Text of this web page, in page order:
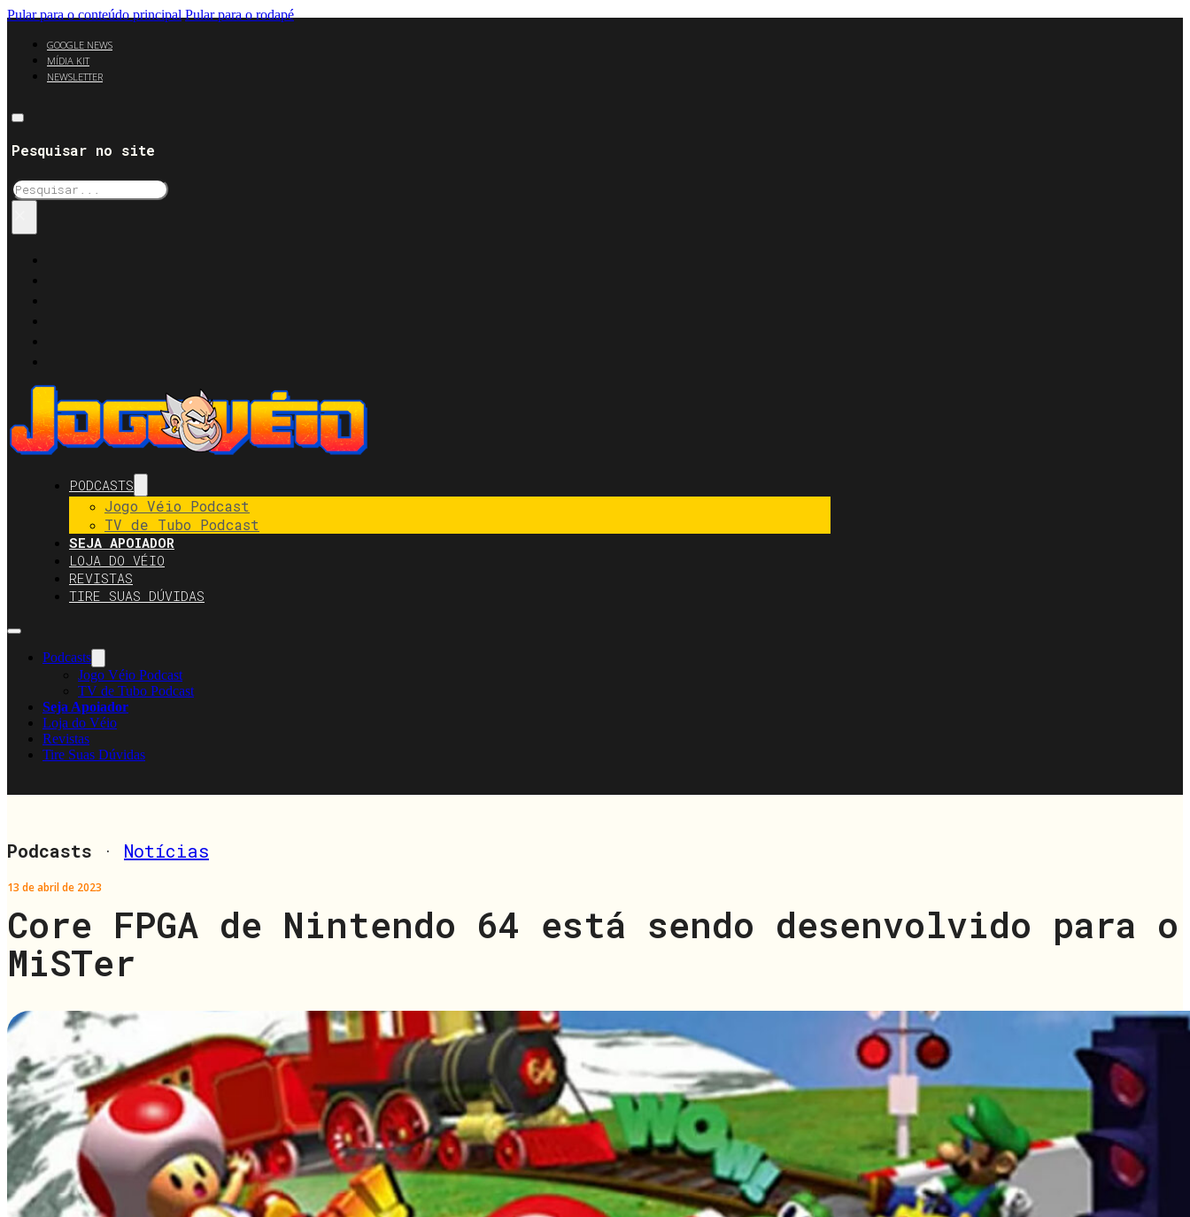
Pular para o conteúdo principal Pular para o rodapé
GOOGLE NEWS
MÍDIA KIT
NEWSLETTER
Pesquisar no site
Pesquisar
PODCASTS
Jogo Véio Podcast
TV de Tubo Podcast
SEJA APOIADOR
LOJA DO VÉIO
REVISTAS
TIRE SUAS DÚVIDAS
Podcasts
Jogo Véio Podcast
TV de Tubo Podcast
Seja Apoiador
Loja do Véio
Revistas
Tire Suas Dúvidas
Podcasts · Notícias
13 de abril de 2023
Core FPGA de Nintendo 64 está sendo desenvolvido para o
MiSTer